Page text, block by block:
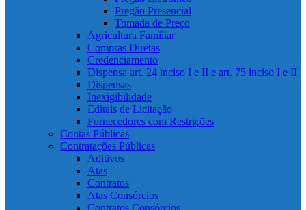
Pregão Presencial
Tomada de Preço
Agricultura Familiar
Compras Diretas
Credenciamento
Dispensa art. 24 inciso I e II e art. 75 inciso I e II
Dispensas
Inexigibilidade
Editais de Licitação
Fornecedores com Restrições
Contas Públicas
Contratações Públicas
Aditivos
Atas
Contratos
Atas Consórcios
Contratos Consórcios